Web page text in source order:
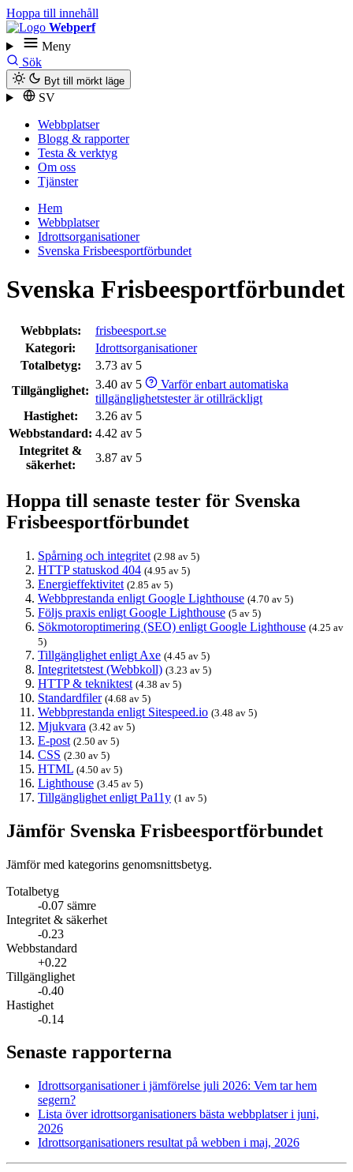
Hoppa till innehåll
Webperf
Meny
Sök
Byt till mörkt läge
SV
Webbplatser
Blogg & rapporter
Testa & verktyg
Om oss
Tjänster
Hem
Webbplatser
Idrottsorganisationer
Svenska Frisbeesportförbundet
Svenska Frisbeesportförbundet
Webbplats:
frisbeesport.se
Kategori:
Idrottsorganisationer
Totalbetyg:
3.73 av 5
Tillgänglighet: 3.40 av 5
Varför enbart automatiska
tillgänglighetstester är otillräckligt
Hastighet:
3.26 av 5
Webbstandard: 4.42 av 5
Integritet &
säkerhet:
3.87 av 5
Hoppa till senaste tester för Svenska
Frisbeesportförbundet
Spårning och integritet (2.98 av 5)
HTTP statuskod 404 (4.95 av 5)
Energieffektivitet (2.85 av 5)
Webbprestanda enligt Google Lighthouse (4.70 av 5)
Följs praxis enligt Google Lighthouse (5 av 5)
Sökmotoroptimering (SEO) enligt Google Lighthouse (4.25 av
5)
Tillgänglighet enligt Axe (4.45 av 5)
Integritetstest (Webbkoll) (3.23 av 5)
HTTP & tekniktest (4.38 av 5)
Standardfiler (4.68 av 5)
Webbprestanda enligt Sitespeed.io (3.48 av 5)
Mjukvara (3.42 av 5)
E-post (2.50 av 5)
CSS (2.30 av 5)
HTML (4.50 av 5)
Lighthouse (3.45 av 5)
Tillgänglighet enligt Pa11y (1 av 5)
Jämför Svenska Frisbeesportförbundet
Jämför med kategorins genomsnittsbetyg.
Totalbetyg
-0.07 sämre
Integritet & säkerhet
-0.23
Webbstandard
+0.22
Tillgänglighet
-0.40
Hastighet
-0.14
Senaste rapporterna
Idrottsorganisationer i jämförelse juli 2026: Vem tar hem
segern?
Lista över idrottsorganisationers bästa webbplatser i juni,
2026
Idrottsorganisationers resultat på webben i maj, 2026